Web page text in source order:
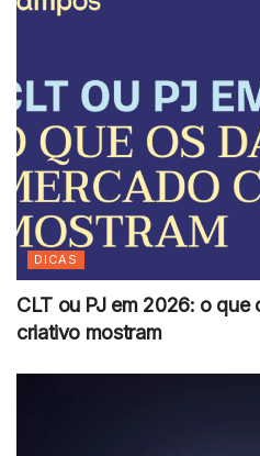
DICAS
CLT ou PJ em 2026: o
criativo mostram